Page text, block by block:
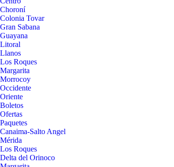
Choroní
Colonia Tovar
Gran Sabana
Guayana
Litoral
Llanos
Los Roques
Margarita
Morrocoy
Occidente
Oriente
Boletos
Ofertas
Paquetes
Canaima-Salto Angel
Mérida
Los Roques
Delta del Orinoco